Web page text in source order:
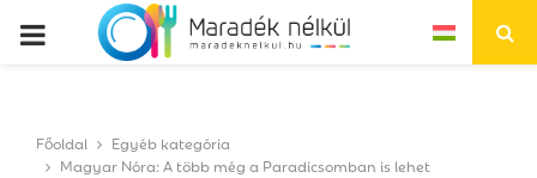
P
Főoldal
Egyéb kategória
Magyar Nóra: A több még a Paradicsomban is lehet